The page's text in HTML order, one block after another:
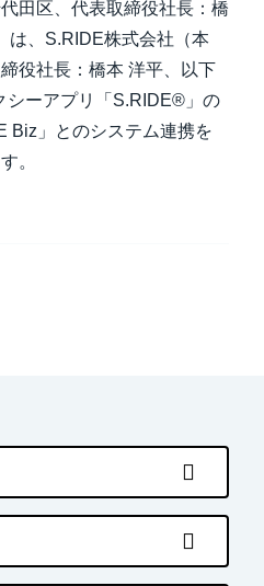
田区、代表取締役社長：橋
は、S.RIDE株式会社（本
役社長：橋本 洋平、以下
シーアプリ「S.RIDE®」の
Biz」とのシステム連携を
。